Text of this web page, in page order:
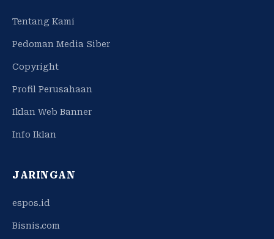
Tentang Kami
Pedoman Media Siber
Copyright
Profil Perusahaan
Iklan Web Banner
Info Iklan
JARINGAN
espos.id
Bisnis.com